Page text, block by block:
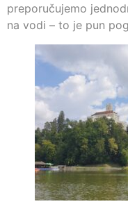
preporučujemo
na vodi – to je pun